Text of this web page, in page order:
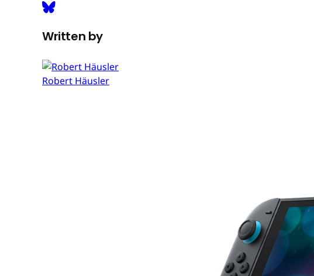
Written by
Robert Häusler